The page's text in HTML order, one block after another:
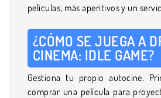
películas, más aperitivos y un
¿CÓMO SE JUEGA A
CINEMA: IDLE GAME?
Gestiona tu propio autocine.
comprar una película para